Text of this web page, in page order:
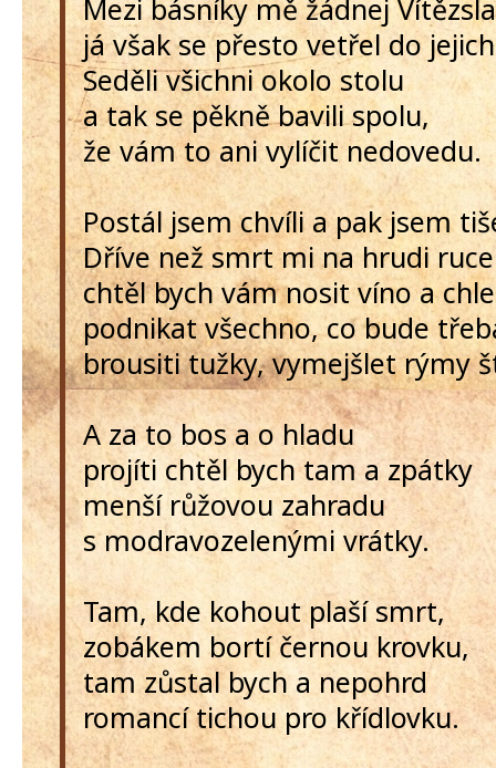
Mezi básníky mě žádnej
já však se přesto vetřel do
Seděli všichni okolo stolu
a tak se pěkně bavili spolu,
že vám to ani vylíčit nedovedu.
Postál jsem chvíli a pak jsem
Dříve než smrt mi na hrudi
chtěl bych vám nosit víno a
podnikat všechno, co bude
brousiti tužky, vymejšlet rýmy
A za to bos a o hladu
projíti chtěl bych tam a zpátky
menší růžovou zahradu
s modravozelenými vrátky.
Tam, kde kohout plaší smrt,
zobákem bortí černou krovku,
tam zůstal bych a nepohrd
romancí tichou pro křídlovku.